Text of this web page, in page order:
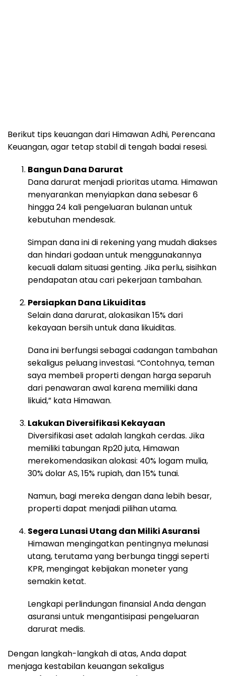
Berikut tips keuangan dari Himawan Adhi, Perencana
Keuangan, agar tetap stabil di tengah badai resesi.
Bangun Dana Darurat
Dana darurat menjadi prioritas utama. Himawan
menyarankan menyiapkan dana sebesar 6
hingga 24 kali pengeluaran bulanan untuk
kebutuhan mendesak.
Simpan dana ini di rekening yang mudah diakses
dan hindari godaan untuk menggunakannya
kecuali dalam situasi genting. Jika perlu, sisihkan
pendapatan atau cari pekerjaan tambahan.
Persiapkan Dana Likuiditas
Selain dana darurat, alokasikan 15% dari
kekayaan bersih untuk dana likuiditas.
Dana ini berfungsi sebagai cadangan tambahan
sekaligus peluang investasi. “Contohnya, teman
saya membeli properti dengan harga separuh
dari penawaran awal karena memiliki dana
likuid,” kata Himawan.
Lakukan Diversifikasi Kekayaan
Diversifikasi aset adalah langkah cerdas. Jika
memiliki tabungan Rp20 juta, Himawan
merekomendasikan alokasi: 40% logam mulia,
30% dolar AS, 15% rupiah, dan 15% tunai.
Namun, bagi mereka dengan dana lebih besar,
properti dapat menjadi pilihan utama.
Segera Lunasi Utang dan Miliki Asuransi
Himawan mengingatkan pentingnya melunasi
utang, terutama yang berbunga tinggi seperti
KPR, mengingat kebijakan moneter yang
semakin ketat.
Lengkapi perlindungan finansial Anda dengan
asuransi untuk mengantisipasi pengeluaran
darurat medis.
Dengan langkah-langkah di atas, Anda dapat
menjaga kestabilan keuangan sekaligus